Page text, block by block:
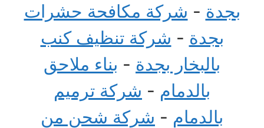
بجدة - شركة مكافحة حشرات
بجدة - شركة تنظيف كنب
بالبخار بجدة - بناء ملاحق
بالدمام - شركة ترميم
بالدمام - شركة شحن من